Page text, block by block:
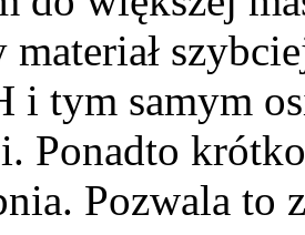
i tym samym
Ponadto
Pozwala to